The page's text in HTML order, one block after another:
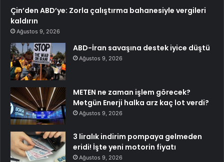
Çin’den ABD’ye: Zorla çalıştırma bahanesiyle vergileri
kaldırın
Ağustos 9, 2026
ABD-İran savaşına destek iyice düştü
Ağustos 9, 2026
METEN ne zaman işlem görecek?
Metgün Enerji halka arz kaç lot verdi?
Ağustos 9, 2026
3 liralık indirim pompaya gelmeden
eridi! İşte yeni motorin fiyatı
Ağustos 9, 2026